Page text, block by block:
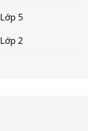
Lớp 5
Lớp 2